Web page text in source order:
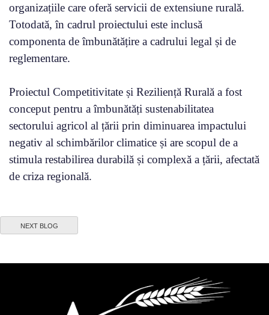
organizațiile care oferă servicii de extensiune rurală.
Totodată, în cadrul proiectului este inclusă
componenta de îmbunătățire a cadrului legal și de
reglementare.
Proiectul Competitivitate și Reziliență Rurală a fost
conceput pentru a îmbunătăți sustenabilitatea
sectorului agricol al țării prin diminuarea impactului
negativ al schimbărilor climatice și are scopul de a
stimula restabilirea durabilă și complexă a țării, afectată
de criza regională.
NEXT BLOG